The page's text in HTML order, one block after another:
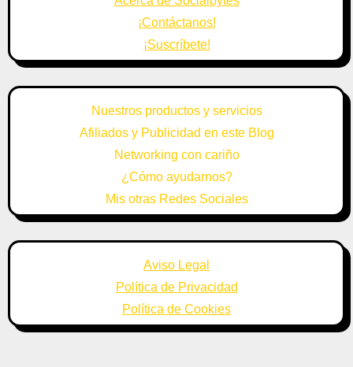
¡Contáctanos!
¡Suscríbete!
Nuestros productos y servicios
Afiliados y Publicidad en este Blog
Networking con cariño
¿Cómo ayudarnos?
Mis otras Redes Sociales
Aviso Legal
Política de Privacidad
Política de Cookies